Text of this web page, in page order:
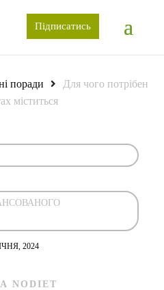
Підписатись
поради
Для чого потрібен
міститься
2024
NODIET